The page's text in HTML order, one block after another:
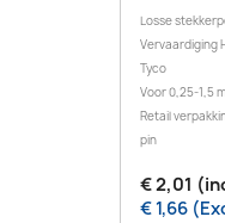
Losse
Vervaardiging
Tyco
Voor 0,25-1,5
Retail
pin
€ 2,01
€ 1,66